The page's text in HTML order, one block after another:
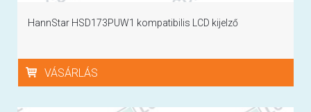
HannStar HSD173PUW1 kompatibilis LCD kijelző
VÁSÁRLÁS